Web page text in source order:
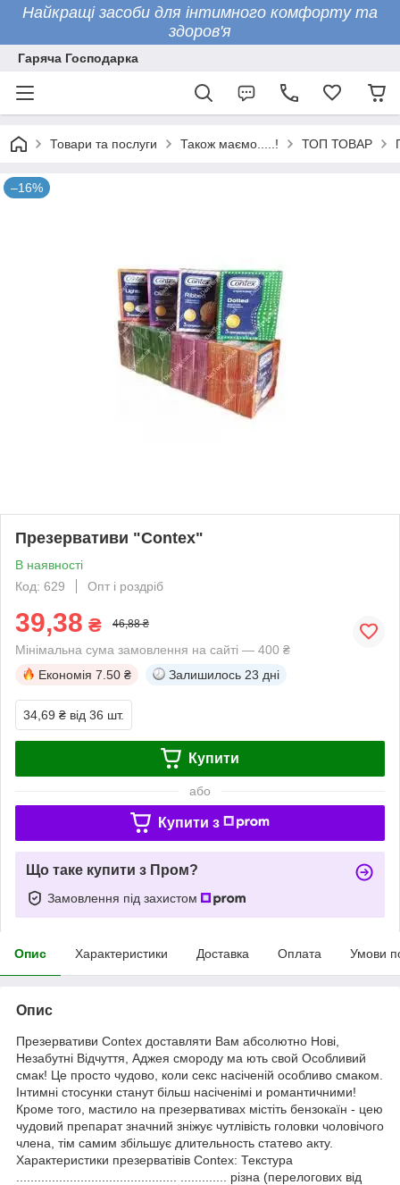
Найкращі засоби для інтимного комфорту та
здоров'я
Гаряча Господарка
Товари та послуги Також маємо.....! ТОП ТОВАР
–16%
Презервативи "Contex"
В наявності
Код: 629
Опт і роздріб
39,38 ₴ 46,88 ₴
Мінімальна сума замовлення на сайті — 400 ₴
Економія 7.50 ₴ Залишилось 23 дні
34,69 ₴ від 36 шт.
Купити
або
Купити з
Що таке купити з Пром?
Замовлення під захистом
Опис Характеристики Доставка Оплата Умови
Опис
Презервативи Contex доставляти Вам абсолютно Нові,
Незабутні Відчуття, Аджея смороду ма ють свой Особливий
смак! Це просто чудово, коли секс насіченій особливо смаком.
Інтимні стосунки станут більш насіченімі и романтичними!
Кроме того, мастило на презервативах містіть бензокаїн - цею
чудовий препарат значний зніжує чутлівість головки чоловічого
члена, тім самим збільшує длительность статево акту.
Характеристики презерватівів Contex: Текстура
............................................. ............. різна (перелогових від